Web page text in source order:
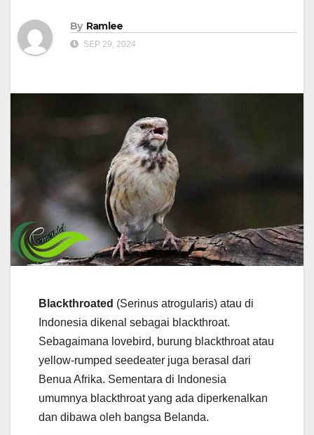
By Ramlee
SEP 29, 2024
Blackthroated (Serinus atrogularis) atau di
Indonesia dikenal sebagai blackthroat.
Sebagaimana lovebird, burung blackthroat atau
yellow-rumped seedeater juga berasal dari
Benua Afrika. Sementara di Indonesia
umumnya blackthroat yang ada diperkenalkan
dan dibawa oleh bangsa Belanda.